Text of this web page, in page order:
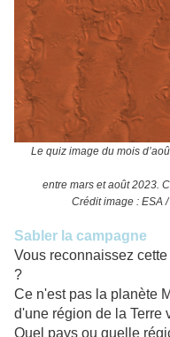
Le quiz image du mois
entre mars et août 2023.
Crédit image : ESA
Sabler la campagne
Vous reconnaissez
?
Ce n'est pas la planète
d'une région de la Terre
Quel pays ou quelle